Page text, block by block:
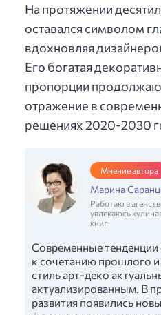
На протяжении
оставался символом
вдохновляя
Его богатая
пропорции
отражение в
решениях 2020-2030
Мнение автора
Марина
Работаю в
увлекаюсь
книг
Современные
к сочетанию прошлого и
стиль арт-деко
актуализированным. В
развития появились